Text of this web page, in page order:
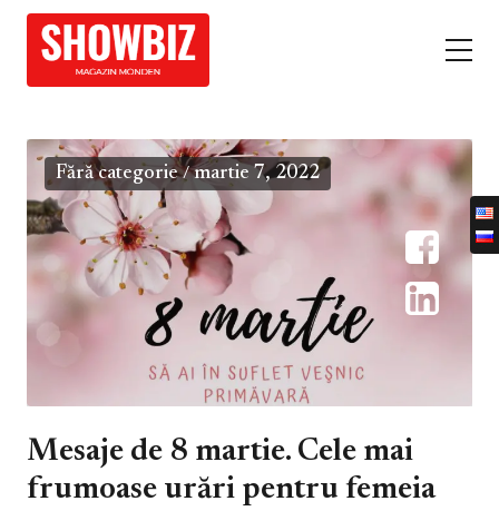
Fără categorie/martie 7, 2022
Mesaje de 8 martie. Cele mai
frumoase urări pentru femeia